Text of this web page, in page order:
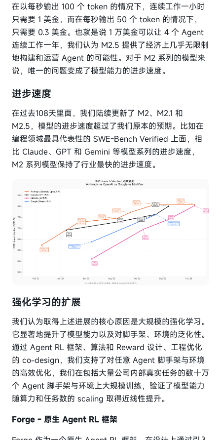
在以每秒输出 100 个 token 的情况下，连续工作一小时
只需要 1 美金，而在每秒输出 50 个 token 的情况下，
只需要 0.3 美金。也就是说 1 万美金可以让 4 个 Agent
连续工作一年，我们认为 M2.5 提供了经济上几乎无限制
地构建和运营 Agent 的可能性。对于 M2 系列的模型来
说，唯一的问题变成了模型能力的进步速度。
进步速度
在过去108天里面，我们陆续更新了 M2、M2.1 和
M2.5，模型的进步速度超过了我们原本的预期。比如在
编程领域最具代表性的 SWE-Bench Verified 上面，相
比 Claude、GPT 和 Gemini 等模型系列的进步速度，
M2 系列模型保持了行业最快的进步速度。
强化学习的扩展
我们认为取得上述进展的核心原因是大规模的强化学习。
它显著地提升了模型能力以及对脚手架、环境的泛化性。
通过 Agent RL 框架、算法和 Reward 设计、工程优化
的 co-design，我们支持了对任意 Agent 脚手架与环境
的高效优化，我们在包括大量公司内部真实任务的数十万
个 Agent 脚手架与环境上大规模训练，验证了模型能力
随算力和任务数的 scaling 取得近线性提升。
Forge - 原生 Agent RL 框架